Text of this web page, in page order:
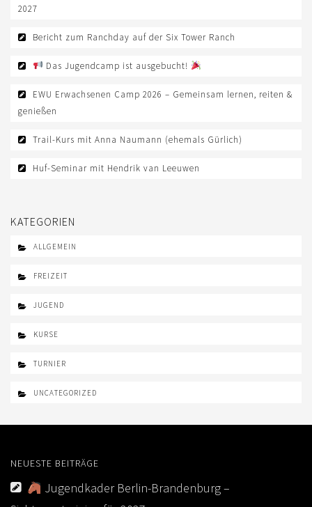
2027
Bericht zum Ranchday auf der Six Tower Ranch
Das Jugendcamp ist ausgebucht!
EWU Erwachsenen Camp 2026 – Gemeinsam lernen, reiten &
genießen
Trail-Kurs mit Anna Naumann (ehemals Gürlich)
Huf-Seminar mit Hendrik van Leeuwen
KATEGORIEN
ALLGEMEIN
FREIZEIT
JUGEND
KURSE
TURNIER
UNCATEGORIZED
NEUESTE BEITRÄGE
Jugendkader Berlin-Brandenburg –